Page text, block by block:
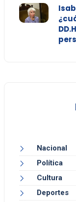
Nacional
Política
Cultura
Deportes